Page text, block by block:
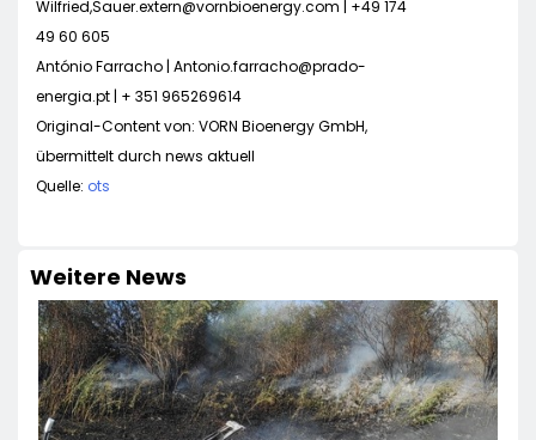
Wilfried,Sauer.extern@vornbioenergy.com | +49 174
49 60 605
António Farracho | Antonio.farracho@prado-
energia.pt | + 351 965269614
Original-Content von: VORN Bioenergy GmbH,
übermittelt durch news aktuell
Quelle: ots
Weitere News